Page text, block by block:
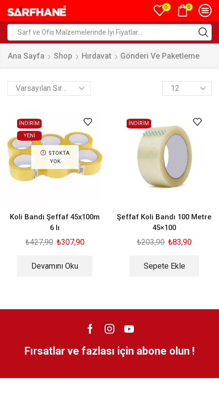
0 0
Ana Sayfa Shop Hırdavat Gönderi Ve Paketleme
İNDİRİM
YENI
STOKTA
YOK
Koli Bandı Şeffaf 45x100m
6 lı
₺427,90 ₺307,90
Devamını Oku
İNDİRİM
Şeffaf Koli Bandı 100 Metre
45×100
₺203,90 ₺83,90
Sepete Ekle
Fırsatlar ve fazlası için abone olun !